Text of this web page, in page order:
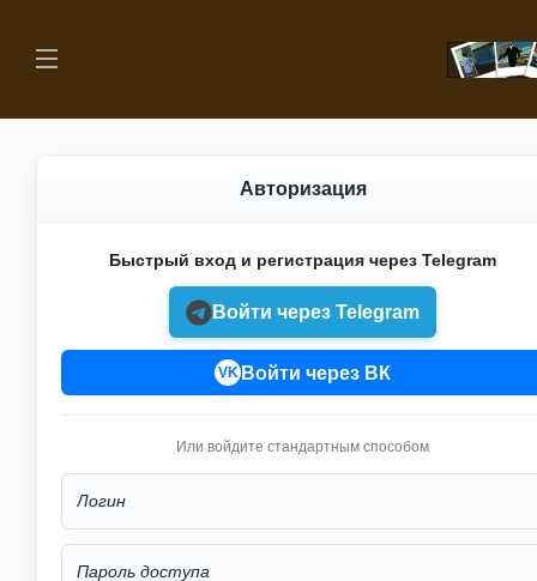
Авторизация
Быстрый вход и регистрация через Telegram
Войти через Telegram
VK Войти через ВК
Или войдите стандартным способом